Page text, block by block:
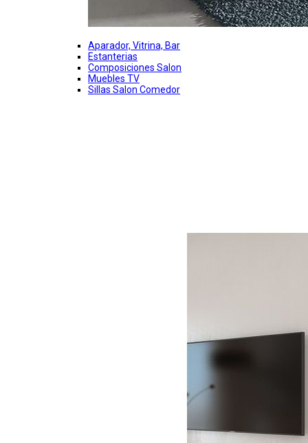
Aparador, Vitrina, Bar
Estanterias
Composiciones Salon
Muebles TV
Sillas Salon Comedor